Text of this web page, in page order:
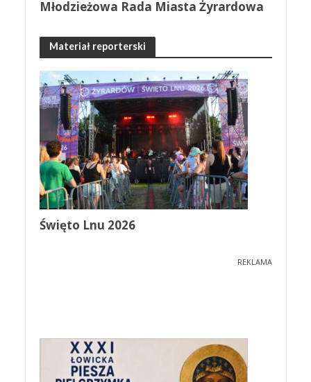
Młodzieżowa Rada Miasta Żyrardowa
Materiał reporterski
Święto Lnu 2026
REKLAMA